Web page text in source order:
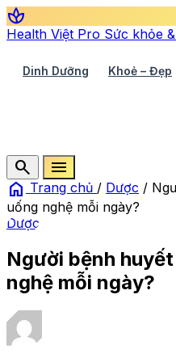
spa
Health Việt Pro Sức khỏe
Dinh Dưỡng Khoẻ – Đẹp
search
menu
home Trang chủ / Dược /
uống nghệ mỗi ngày?
Dược
Người bệnh huyết
nghệ mỗi ngày?